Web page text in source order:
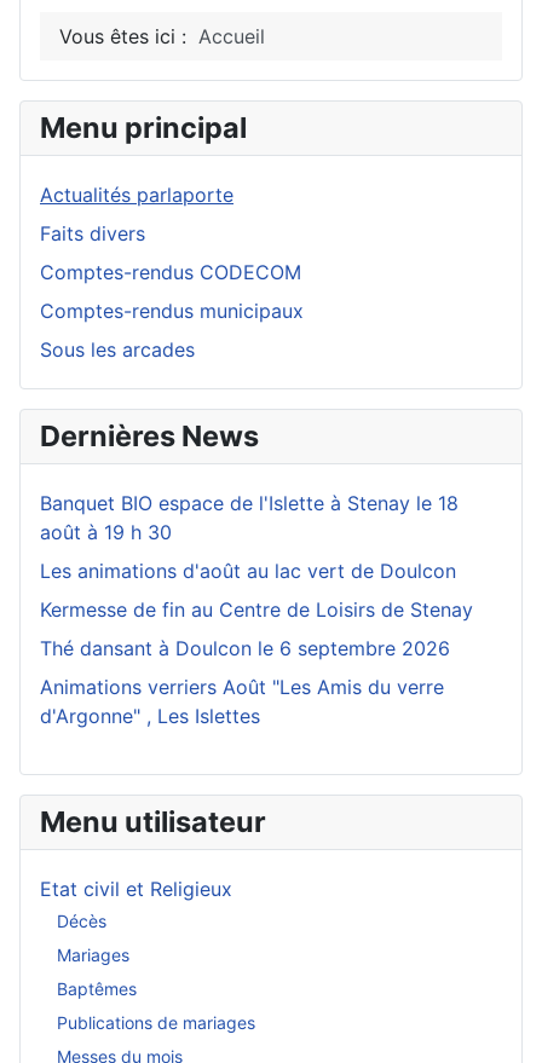
Vous êtes ici : Accueil
Menu principal
Actualités parlaporte
Faits divers
Comptes-rendus CODECOM
Comptes-rendus municipaux
Sous les arcades
Dernières News
Banquet BIO espace de l'Islette à Stenay le 18
août à 19 h 30
Les animations d'août au lac vert de Doulcon
Kermesse de fin au Centre de Loisirs de Stenay
Thé dansant à Doulcon le 6 septembre 2026
Animations verriers Août "Les Amis du verre
d'Argonne" , Les Islettes
Menu utilisateur
Etat civil et Religieux
Décès
Mariages
Baptêmes
Publications de mariages
Messes du mois